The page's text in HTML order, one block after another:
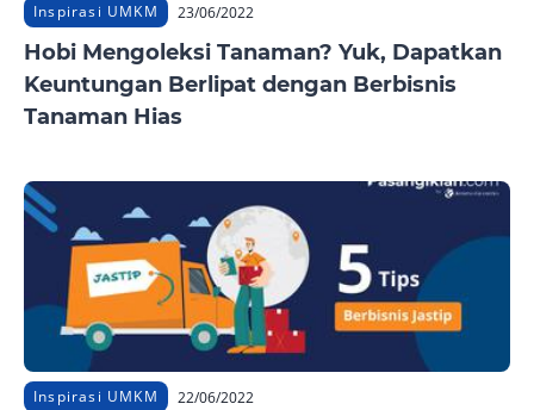
Inspirasi UMKM 23/06/2022
Hobi Mengoleksi Tanaman? Yuk, Dapatkan
Keuntungan Berlipat dengan Berbisnis
Tanaman Hias
Inspirasi UMKM 22/06/2022